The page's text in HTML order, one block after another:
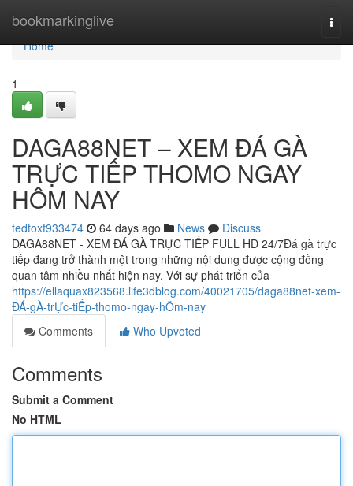
bookmarkinglive
Home
Home
1
DAGA88NET – XEM ĐÁ GÀ
TRỰC TIẾP THOMO NGAY
HÔM NAY
tedtoxf933474 64 days ago News
Discuss
DAGA88NET - XEM ĐÁ GÀ TRỰC TIẾP FULL HD 24/7Đá gà trực
tiếp đang trở thành một trong những nội dung được cộng đồng
quan tâm nhiều nhất hiện nay. Với sự phát triển của
https://ellaquax823568.life3dblog.com/40021705/daga88net-xem-
ĐÁ-gÀ-trỰc-tiẾp-thomo-ngay-hÔm-nay
Comments
Who Upvoted
Comments
Submit a Comment
No HTML